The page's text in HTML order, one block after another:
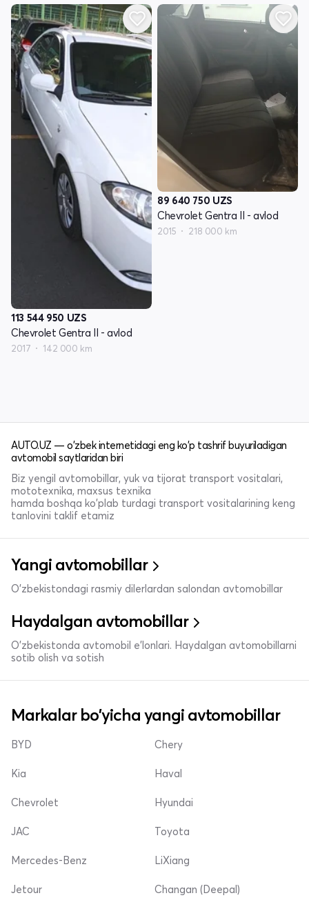
113 544 950 UZS
Chevrolet Gentra II - avlod
2017 142 000 km
89 640 750 UZS
Chevrolet Gentra II - avlod
2015 218 000 km
AUTO.UZ — o'zbek internetidagi eng ko'p tashrif buyuriladigan
avtomobil saytlaridan biri
Biz yengil avtomobillar, yuk va tijorat transport vositalari,
mototexnika, maxsus texnika
hamda boshqa ko'plab turdagi transport vositalarining keng
tanlovini taklif etamiz
Yangi avtomobillar
O'zbekistondagi rasmiy dilerlardan salondan avtomobillar
Haydalgan avtomobillar
O'zbekistonda avtomobil e’lonlari. Haydalgan avtomobillarni
sotib olish va sotish
Markalar bo'yicha yangi avtomobillar
BYD
Kia
Chevrolet
Chery
Haval
Hyundai
JAC
Mercedes-Benz
Jetour
Toyota
LiXiang
Changan (Deepal)